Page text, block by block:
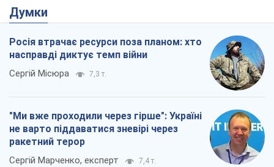
Думки
Росія втрачає ресурси поза планом: хто
насправді диктує темп війни
Сергій Місюра 7,3 т.
"Ми вже проходили через гірше": Україні
не варто піддаватися зневірі через
ракетний терор
Сергій Марченко, експерт 7,4 т.